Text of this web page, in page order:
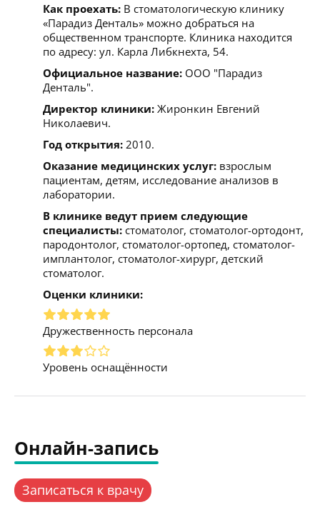
Как проехать: В стоматологическую клинику
«Парадиз Денталь» можно добраться на
общественном транспорте. Клиника находится
по адресу: ул. Карла Либкнехта, 54.
Официальное название: ООО "Парадиз
Денталь".
Директор клиники: Жиронкин Евгений
Николаевич.
Год открытия: 2010.
Оказание медицинских услуг: взрослым
пациентам, детям, исследование анализов в
лаборатории.
В клинике ведут прием следующие
специалисты: стоматолог, стоматолог-ортодонт,
пародонтолог, стоматолог-ортопед, стоматолог-
имплантолог, стоматолог-хирург, детский
стоматолог.
Оценки клиники:
Дружественность персонала
Уровень оснащённости
Онлайн-запись
Записаться к врачу